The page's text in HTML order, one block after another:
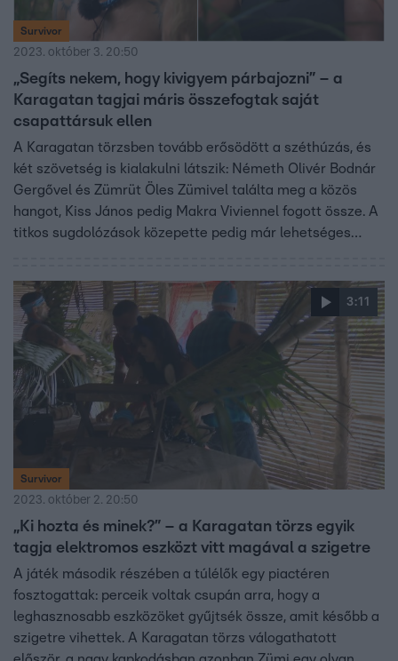
Survivor
2023. október 3. 20:50
„Segíts nekem, hogy kivigyem párbajozni” – a
Karagatan tagjai máris összefogtak saját
csapattársuk ellen
A Karagatan törzsben tovább erősödött a széthúzás, és
két szövetség is kialakulni látszik: Németh Olivér Bodnár
Gergővel és Zümrüt Öles Zümivel találta meg a közös
hangot, Kiss János pedig Makra Viviennel fogott össze. A
titkos sugdolózások közepette pedig már lehetséges
3:11
Survivor
2023. október 2. 20:50
„Ki hozta és minek?” – a Karagatan törzs egyik
tagja elektromos eszközt vitt magával a szigetre
A játék második részében a túlélők egy piactéren
fosztogattak: perceik voltak csupán arra, hogy a
leghasznosabb eszközöket gyűjtsék össze, amit később a
szigetre vihettek. A Karagatan törzs válogathatott